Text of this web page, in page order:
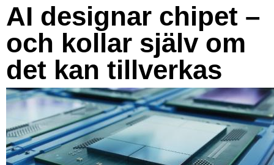
AI designar chipet –
och kollar själv om
det kan tillverkas